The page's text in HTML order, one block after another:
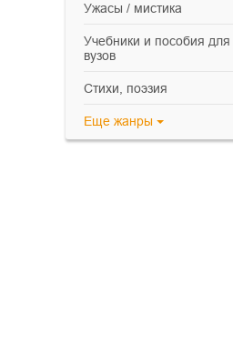
ужасы / мистика
учебники и пособия для
вузов
cтихи, поэзия
Еще жанры